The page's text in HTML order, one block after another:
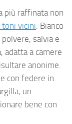
più raffinata non
vicini . Bianco
salvia e
adatta a camere
anonime.
con federe in
un
bene con